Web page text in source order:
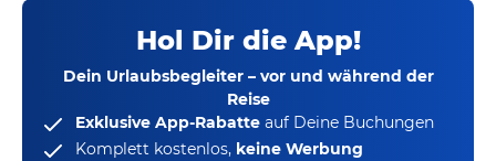
Hol Dir die App!
Dein Urlaubsbegleiter – vor und während der
Reise
Exklusive App-Rabatte auf Deine Buchungen
Komplett kostenlos, keine Werbung